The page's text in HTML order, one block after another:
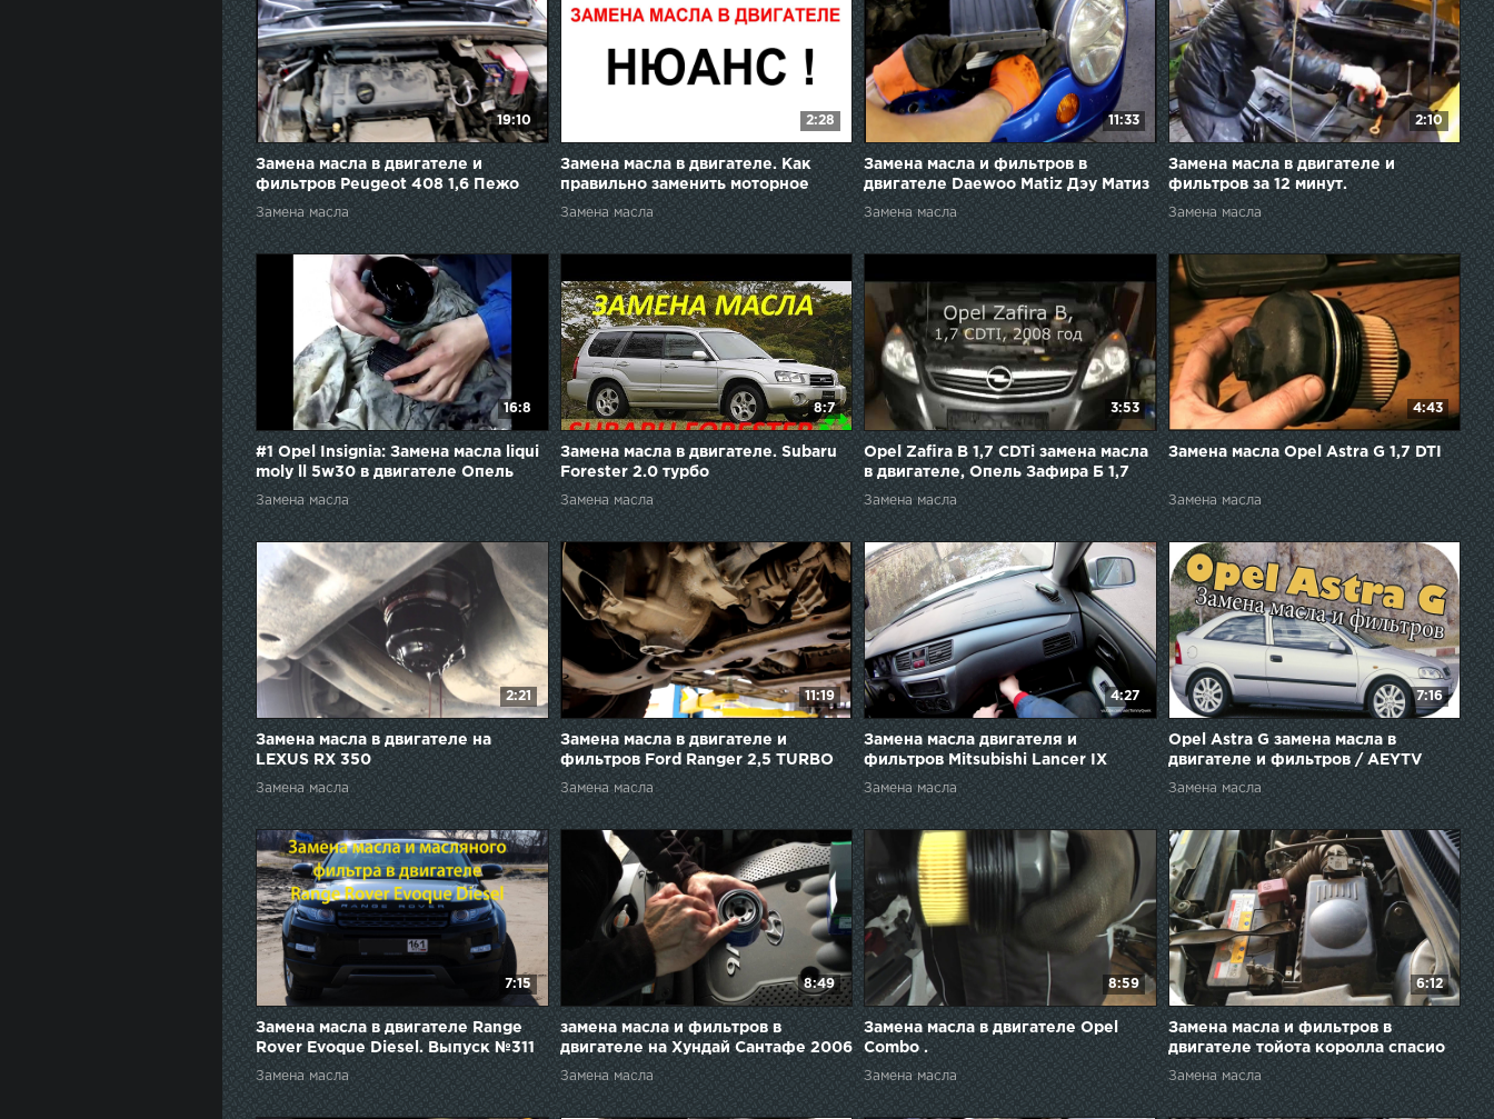
19:10
Замена масла в двигателе и
фильтров Peugeot 408 1,6 Пежо
408 2012 года
Замена масла
2:28
Замена масла в двигателе. Как
правильно заменить моторное
масло?
Замена масла
11:33
Замена масла и фильтров в
двигателе Daewoo Matiz Дэу Матиз
0,8 механика 2011 года
Замена масла
2:10
Замена масла в двигателе и
фильтров за 12 минут.
Замена масла
16:8
#1 Opel Insignia: Замена масла liqui
moly ll 5w30 в двигателе Опель
Инсигния своими руками
Замена масла
8:7
Замена масла в двигателе. Subaru
Forester 2.0 турбо
Замена масла
3:53
Opel Zafira B 1,7 CDTi замена масла
в двигателе, Опель Зафира Б 1,7
Дизель 2008-2011 год.
Замена масла
4:43
Замена масла Opel Astra G 1,7 DTI
Замена масла
2:21
Замена масла в двигателе на
LEXUS RX 350
Замена масла
11:19
Замена масла в двигателе и
фильтров Ford Ranger 2,5 TURBO
Форд Рейнджер 2007 года
Замена масла
4:27
Замена масла двигателя и
фильтров Mitsubishi Lancer IX
Замена масла
7:16
Opel Astra G замена масла в
двигателе и фильтров / AEYTV
Замена масла
7:15
Замена масла в двигателе Range
Rover Evoque Diesel. Выпуск №311
Замена масла
8:49
замена масла и фильтров в
двигателе на Хундай Сантафе 2006
года Hyundai Santa Fe
Замена масла
8:59
Замена масла в двигателе Opel
Combo .
Замена масла
6:12
Замена масла и фильтров в
двигателе тойота королла спасио
NZE121 2002 года
Замена масла